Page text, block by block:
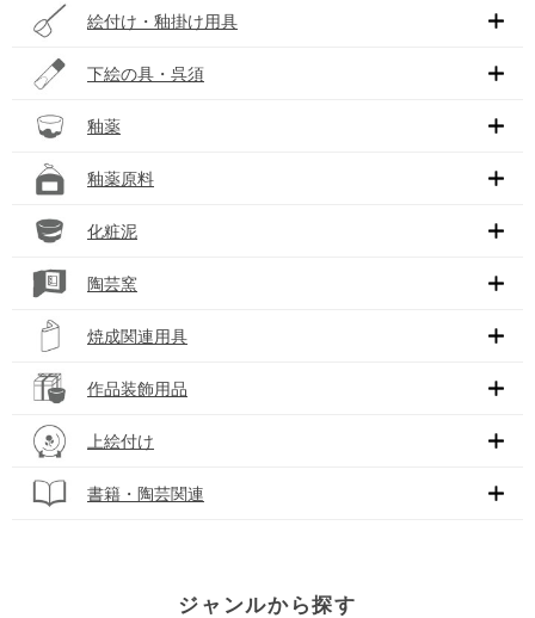
絵付け・釉掛け用具
下絵の具・呉須
釉薬
釉薬原料
化粧泥
陶芸窯
焼成関連用具
作品装飾用品
上絵付け
書籍・陶芸関連
ジャンルから探す